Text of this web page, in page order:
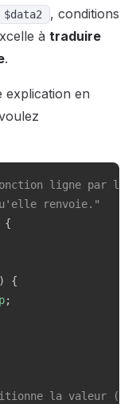
$data2
, conditions
à traduire
.
explication en
ligne par
renvoie."
{
)
{
;
la valeur (v)